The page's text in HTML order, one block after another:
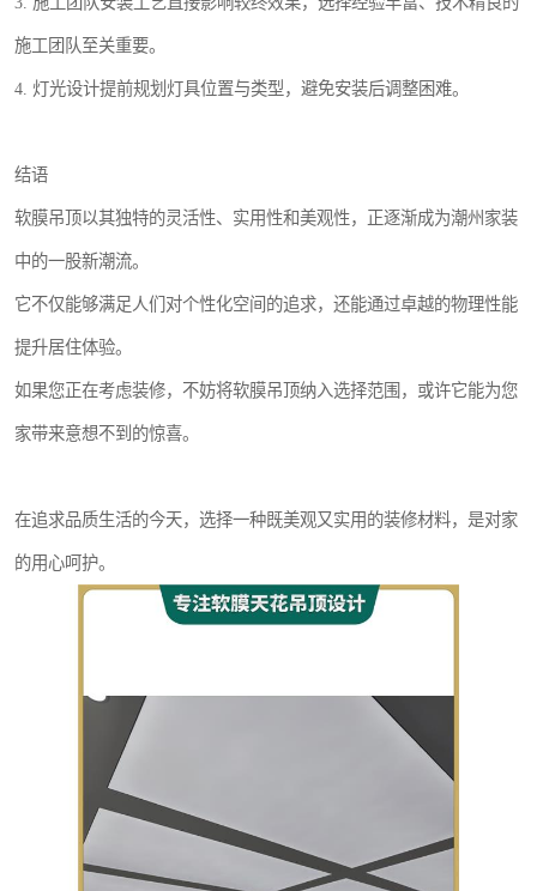
施工团队至关重要。
4. 灯光设计提前规划灯具位置与类型，避免安装后调整困难。
结语
软膜吊顶以其独特的灵活性、实用性和美观性，正逐渐成为潮州家装
中的一股新潮流。
它不仅能够满足人们对个性化空间的追求，还能通过卓越的物理性能
提升居住体验。
如果您正在考虑装修，不妨将软膜吊顶纳入选择范围，或许它能为您
家带来意想不到的惊喜。
在追求品质生活的今天，选择一种既美观又实用的装修材料，是对家
的用心呵护。